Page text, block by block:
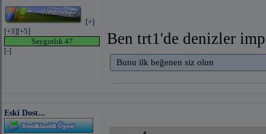
[+]
[+3][+5]
Saygınlık 47
[-]
Ben trt1'de denizler
Bunu ilk beğenen siz olun
Eski Dost...